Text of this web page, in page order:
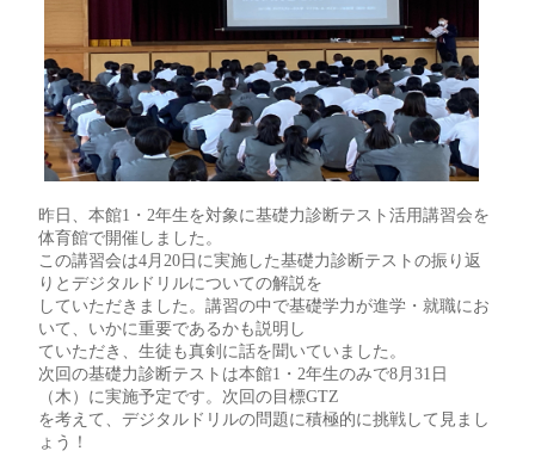
昨日、本館1・2年生を対象に基礎力診断テスト活用講習会を
体育館で開催しました。
この講習会は4月20日に実施した基礎力診断テストの振り返
りとデジタルドリルについての解説を
していただきました。講習の中で基礎学力が進学・就職にお
いて、いかに重要であるかも説明し
ていただき、生徒も真剣に話を聞いていました。
次回の基礎力診断テストは本館1・2年生のみで8月31日
（木）に実施予定です。次回の目標GTZ
を考えて、デジタルドリルの問題に積極的に挑戦して見まし
ょう！